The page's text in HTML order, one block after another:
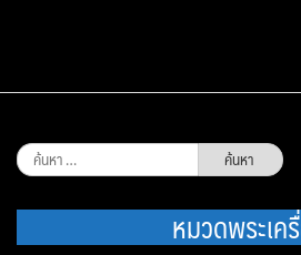
ค้นหา
สำหรับ:
หมวดพระเค